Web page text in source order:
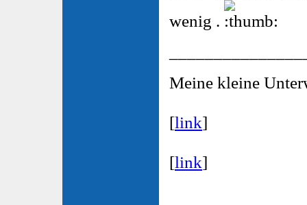
wenig .
Meine kleine
[link]
[link]